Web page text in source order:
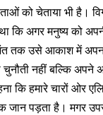
को चेताया भी है।
कि अगर मनुष्य को
तक उसे आकाश में
नहीं बल्कि अपने
कि हमारे चारों ओर
जान पड़ता है। मगर